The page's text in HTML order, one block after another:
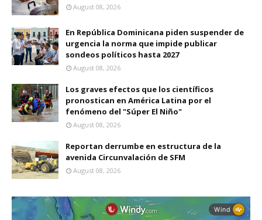
August 08, 2026
En República Dominicana piden suspender de
urgencia la norma que impide publicar
sondeos políticos hasta 2027
August 08, 2026
Los graves efectos que los científicos
pronostican en América Latina por el
fenómeno del "Súper El Niño"
August 08, 2026
Reportan derrumbe en estructura de la
avenida Circunvalación de SFM
August 08, 2026